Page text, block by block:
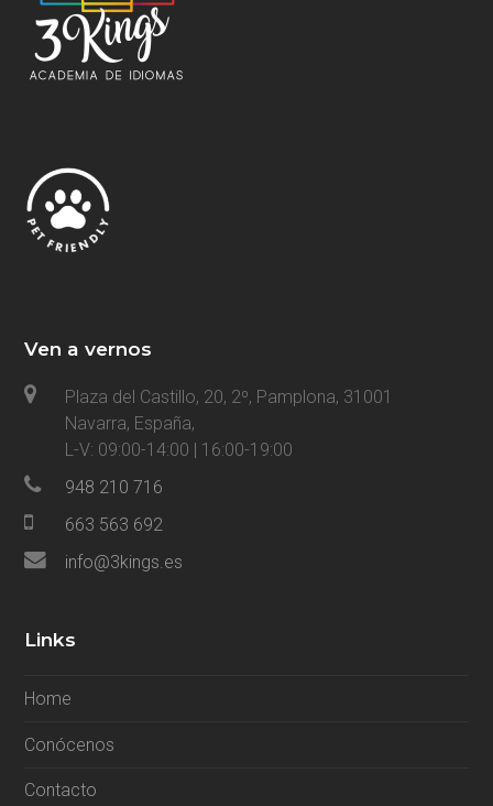
Ven a vernos
Plaza del Castillo, 20, 2º, Pamplona, 31001
Navarra, España,
L-V: 09:00-14:00 | 16:00-19:00
948 210 716
663 563 692
info@3kings.es
Links
Home
Conócenos
Contacto